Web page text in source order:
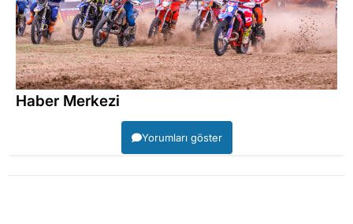
Haber Merkezi
Yorumları göster